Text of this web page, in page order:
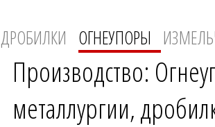
ДРОБИЛКИ ОГНЕУПОРЫ
Производство:
металлургии,